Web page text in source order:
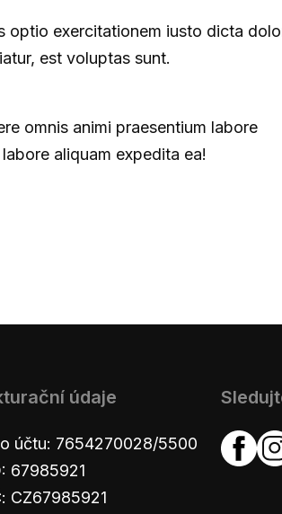
optio exercitationem iusto dicta
est voluptas sunt.
omnis animi praesentium labore
aliquam expedita ea!
údaje
účtu: 7654270028/5500
67985921
CZ67985921